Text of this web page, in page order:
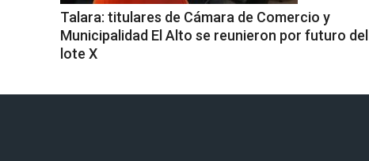
Talara: titulares de Cámara de Comercio y
Municipalidad El Alto se reunieron por futuro del
lote X